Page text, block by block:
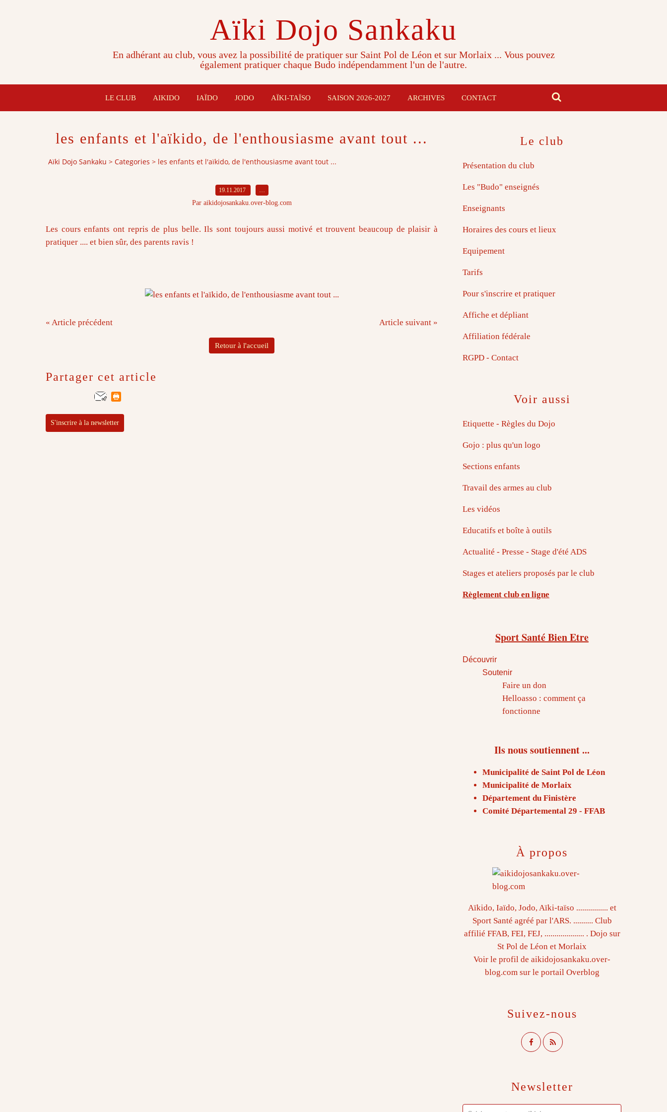
Aïki Dojo Sankaku
En adhérant au club, vous avez la possibilité de pratiquer sur Saint Pol de Léon et sur Morlaix ... Vous pouvez
également pratiquer chaque Budo indépendamment l'un de l'autre.
LE CLUB AIKIDO IAÏDO JODO AÏKI-TAÏSO SAISON 2026-2027 ARCHIVES CONTACT
les enfants et l'aïkido, de l'enthousiasme avant tout ...
Aïki Dojo Sankaku > Categories > les enfants et l'aïkido, de l'enthousiasme avant tout ...
19.11.2017
Par aikidojosankaku.over-blog.com
Les cours enfants ont repris de plus belle. Ils sont toujours aussi motivé et trouvent beaucoup de plaisir à
pratiquer .... et bien sûr, des parents ravis !
« Article précédent Article suivant »
Retour à l'accueil
Partager cet article
S'inscrire à la newsletter
Newsletter
Suivez-nous
À propos
Aïkido, Iaïdo, Jodo, Aïki-taïso ................ et
Sport Santé agréé par l'ARS. .......... Club
affilié FFAB, FEI, FEJ, .................... . Dojo sur
St Pol de Léon et Morlaix
Voir le profil de aikidojosankaku.over-
blog.comsur le portail Overblog
Le club
Présentation du club
Les "Budo" enseignés
Enseignants
Horaires des cours et lieux
Equipement
Tarifs
Pour s'inscrire et pratiquer
Affiche et dépliant
Affiliation fédérale
RGPD - Contact
Voir aussi
Etiquette - Règles du Dojo
Gojo : plus qu'un logo
Sections enfants
Travail des armes au club
Les vidéos
Educatifs et boîte à outils
Actualité - Presse - Stage d'été ADS
Stages et ateliers proposés par le club
Règlement club en ligne
Sport Santé Bien Etre
Découvrir
Soutenir
Faire un don
Helloasso : comment ça
fonctionne
Ils nous soutiennent ...
Municipalité de Saint Pol de Léon
Municipalité de Morlaix
Département du Finistère
Comité Départemental 29 - FFAB